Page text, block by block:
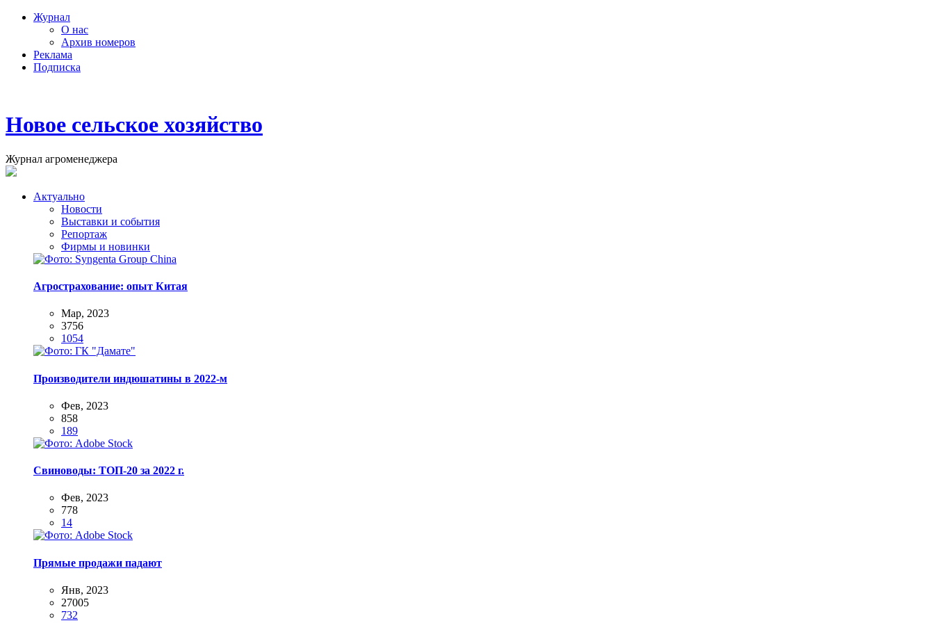
Журнал
О нас
Архив номеров
Реклама
Подписка
Новое сельское хозяйство
Журнал агроменеджера
Актуально
Новости
Выставки и события
Репортаж
Фирмы и новинки
Агрострахование: опыт Китая
Мар, 2023
3756
1054
Производители индюшатины в 2022-м
Фев, 2023
858
189
Свиноводы: ТОП-20 за 2022 г.
Фев, 2023
778
14
Прямые продажи падают
Янв, 2023
27005
732